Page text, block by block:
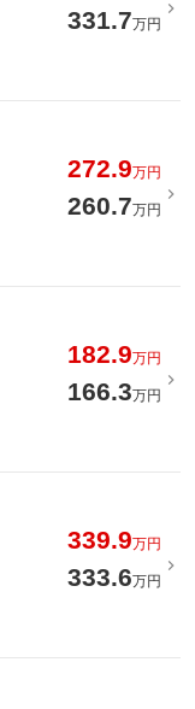
331.7万円
272.9万円
260.7万円
182.9万円
166.3万円
339.9万円
333.6万円